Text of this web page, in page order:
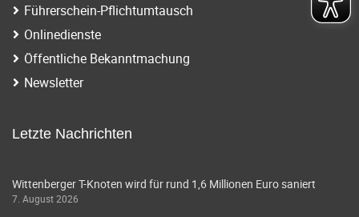
Führerschein-Pflichtumtausch
Onlinedienste
Öffentliche Bekanntmachung
Newsletter
Letzte Nachrichten
Wittenberger T-Knoten wird für rund 1,6 Millionen Euro saniert
7. August 2026